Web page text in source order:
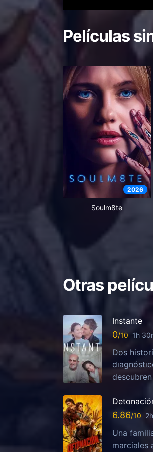
Películas
2026
Soulm8te
Otras
Instante
0 1h
Dos
6.86
Una
marciales